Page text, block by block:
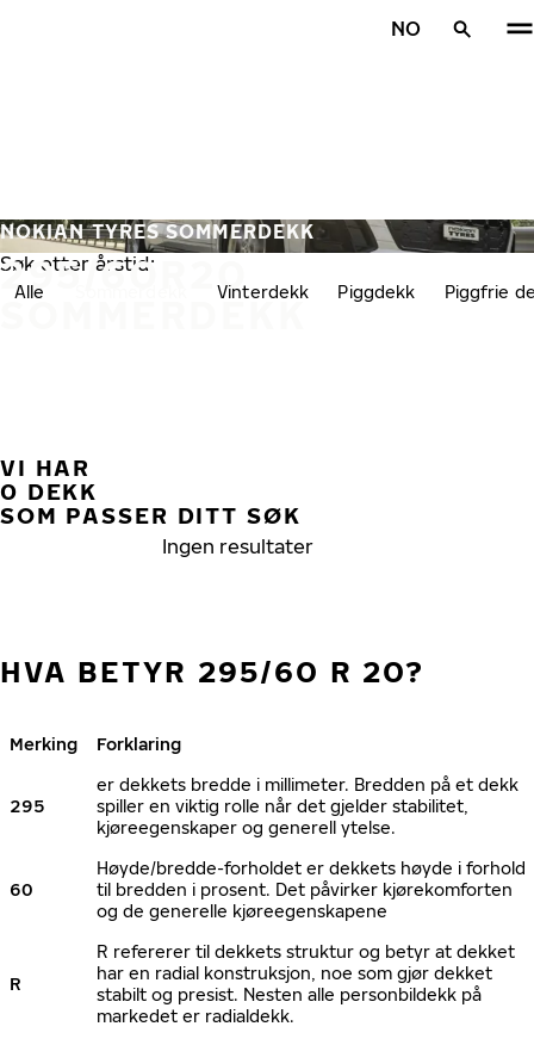
NO
295/60R20
SOMMERDEKK
NOKIAN TYRES SOMMERDEKK
Søk etter årstid:
Alle Vinterdekk Piggdekk Piggfrie
VI HAR
0 DEKK
SOM PASSER DITT SØK
Ingen resultater
HVA BETYR 295/60 R 20?
Merking Forklaring
295
er dekkets bredde i millimeter. Bredden på et dekk
spiller en viktig rolle når det gjelder stabilitet,
kjøreegenskaper og generell ytelse.
60
Høyde/bredde-forholdet er dekkets høyde i forhold
til bredden i prosent. Det påvirker kjørekomforten
og de generelle kjøreegenskapene
R
R refererer til dekkets struktur og betyr at dekket
har en radial konstruksjon, noe som gjør dekket
stabilt og presist. Nesten alle personbildekk på
markedet er radialdekk.